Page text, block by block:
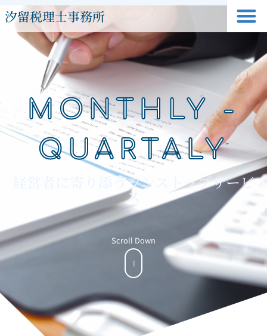
汐留税理士事務所
MONTHLY -
QUARTALY
経営者に寄り添うワンストップサービ
ス
Scroll Down